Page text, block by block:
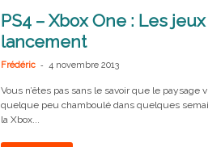
PS4 – Xbox One : Les
lancement
Frédéric - 4 novembre 2013
Vous n’êtes pas sans le savoir que le paysage
quelque peu chamboulé dans quelques
la Xbox...